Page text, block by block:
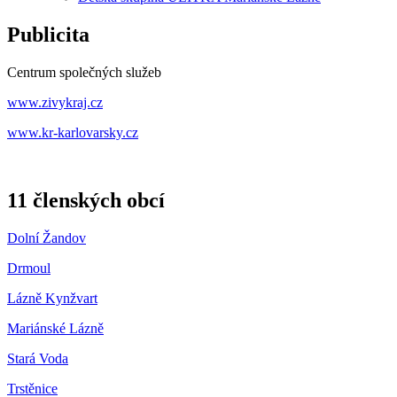
Publicita
Centrum společných služeb
www.zivykraj.cz
www.kr-karlovarsky.cz
11 členských obcí
Dolní Žandov
Drmoul
Lázně Kynžvart
Mariánské Lázně
Stará Voda
Trstěnice